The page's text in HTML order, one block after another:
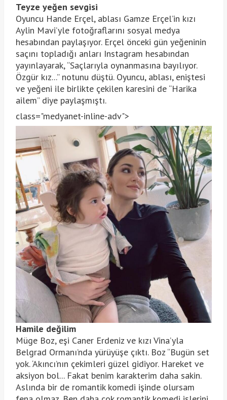
Teyze yeğen sevgisi
Oyuncu Hande Erçel, ablası Gamze Erçel’in kızı
Aylin Mavi’yle fotoğraflarını sosyal medya
hesabından paylaşıyor. Erçel önceki gün yeğeninin
saçını topladığı anları Instagram hesabından
yayınlayarak, “Saçlarıyla oynanmasına bayılıyor.
Özgür kız...” notunu düştü. Oyuncu, ablası, eniştesi
ve yeğeni ile birlikte çekilen karesini de “Harika
ailem” diye paylaşmıştı.
class="medyanet-inline-adv">
Hamile değilim
Müge Boz, eşi Caner Erdeniz ve kızı Vina’yla
Belgrad Ormanı’nda yürüyüşe çıktı. Boz “Bugün set
yok. ‘Akıncı’nın çekimleri güzel gidiyor. Hareket ve
aksiyon bol... Fakat benim karakterim daha sakin.
Aslında bir de romantik komedi işinde olursam